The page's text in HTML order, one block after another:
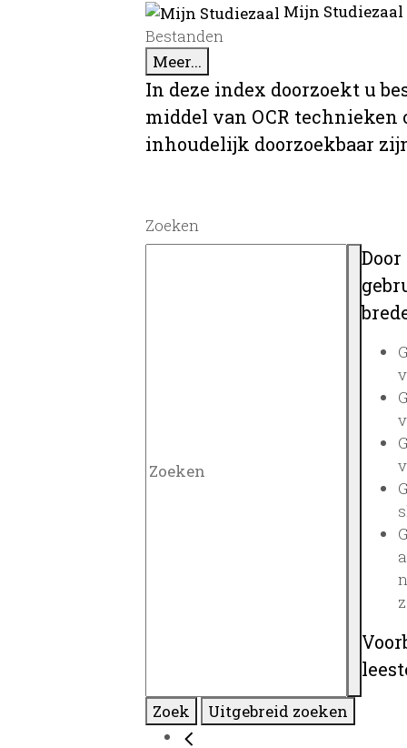
Mijn
Bestanden
Meer...
In deze index doorzoekt u
middel van OCR
inhoudelijk doorzoekbaar
Zoeken
Zoek Uitgebreid zoeken